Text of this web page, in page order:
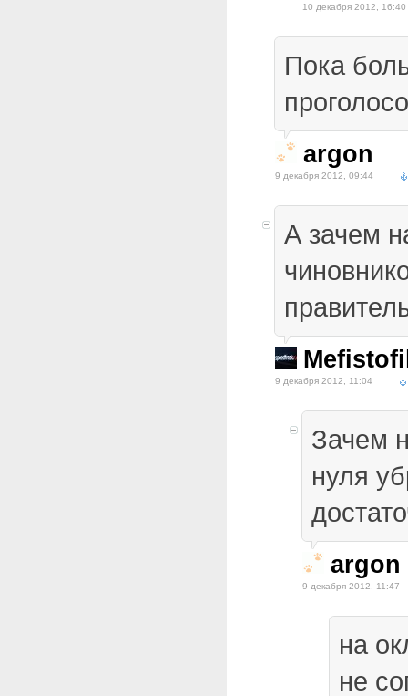
10 декабря 2012, 16:40
Пока
argon
9 декабря 2012, 09:44
А зачем
9 декабря 2012, 11:04
Зачем
нуля
argon
9 декабря 2012, 11:47
на
не